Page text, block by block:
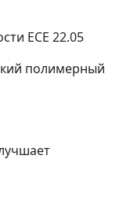
ECE 22.05
полимерный